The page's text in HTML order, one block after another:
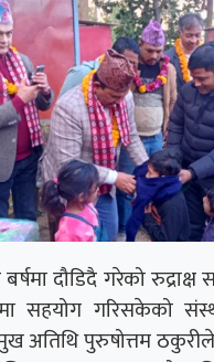
दौडिदै गरेको
सहयोग गरिसकेको
अतिथि पुरुषोत्तम